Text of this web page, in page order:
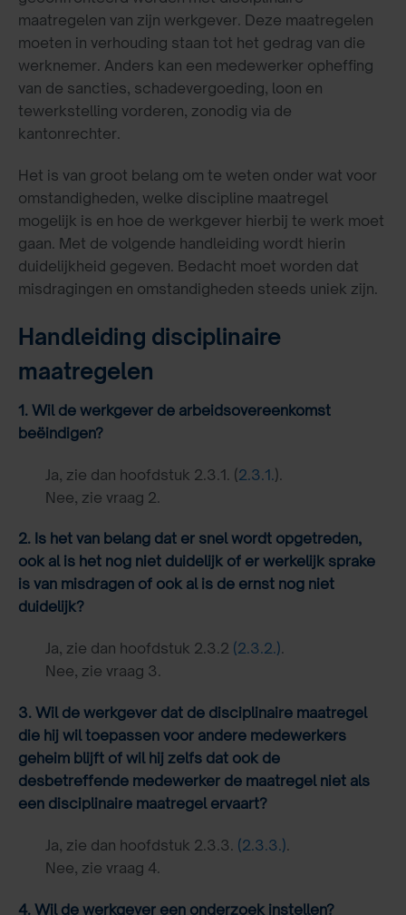
maatregelen van zijn werkgever. Deze maatregelen
moeten in verhouding staan tot het gedrag van die
werknemer. Anders kan een medewerker opheffing
van de sancties, schadevergoeding, loon en
tewerkstelling vorderen, zonodig via de
kantonrechter.
Het is van groot belang om te weten onder wat voor
omstandigheden, welke discipline maatregel
mogelijk is en hoe de werkgever hierbij te werk moet
gaan. Met de volgende handleiding wordt hierin
duidelijkheid gegeven. Bedacht moet worden dat
misdragingen en omstandigheden steeds uniek zijn.
Handleiding disciplinaire
maatregelen
1. Wil de werkgever de arbeidsovereenkomst
beëindigen?
Ja, zie dan hoofdstuk 2.3.1. (2.3.1.).
Nee, zie vraag 2.
2. Is het van belang dat er snel wordt opgetreden,
ook al is het nog niet duidelijk of er werkelijk sprake
is van misdragen of ook al is de ernst nog niet
duidelijk?
Ja, zie dan hoofdstuk 2.3.2 (2.3.2.).
Nee, zie vraag 3.
3. Wil de werkgever dat de disciplinaire maatregel
die hij wil toepassen voor andere medewerkers
geheim blijft of wil hij zelfs dat ook de
desbetreffende medewerker de maatregel niet als
een disciplinaire maatregel ervaart?
Ja, zie dan hoofdstuk 2.3.3. (2.3.3.).
Nee, zie vraag 4.
4. Wil de werkgever een onderzoek instellen?